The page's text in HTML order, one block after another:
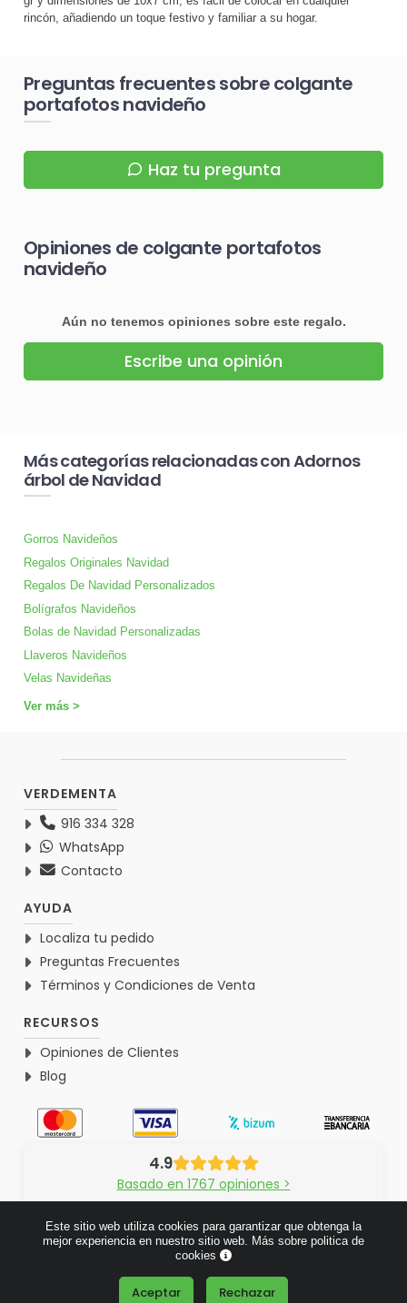
rincón, añadiendo un toque festivo y familiar a su hogar.
Preguntas frecuentes sobre colgante
portafotos navideño
Haz tu pregunta
Opiniones de colgante portafotos
navideño
Aún no tenemos opiniones sobre este regalo.
Escribe una opinión
Más categorías relacionadas con Adornos
árbol de Navidad
Gorros Navideños
Regalos Originales Navidad
Regalos De Navidad Personalizados
Bolígrafos Navideños
Bolas de Navidad Personalizadas
Llaveros Navideños
Velas Navideñas
Ver más >
VERDEMENTA
916 334 328
WhatsApp
Contacto
AYUDA
Localiza tu pedido
Preguntas Frecuentes
Términos y Condiciones de Venta
RECURSOS
Opiniones de Clientes
Blog
4.9
Basado en 1767 opiniones >
© 2026 Verdementa.es - Todos los derechos reservados.
Este sitio web utiliza cookies para garantizar que obtenga la
mejor experiencia en nuestro sitio web. Más sobre politica de
cookies
Aceptar Rechazar